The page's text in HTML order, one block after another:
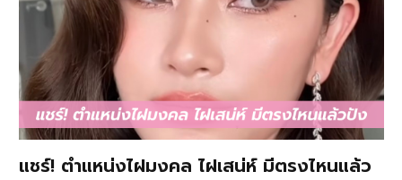
แชร์! ตำแหน่งไฝมงคล ไฝเสน่ห์ มีตรงไหนแล้ว